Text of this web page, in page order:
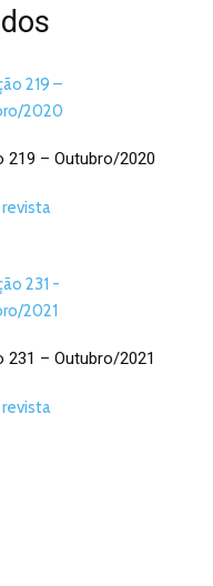
219 – Outubro/2020
revista
231 – Outubro/2021
revista